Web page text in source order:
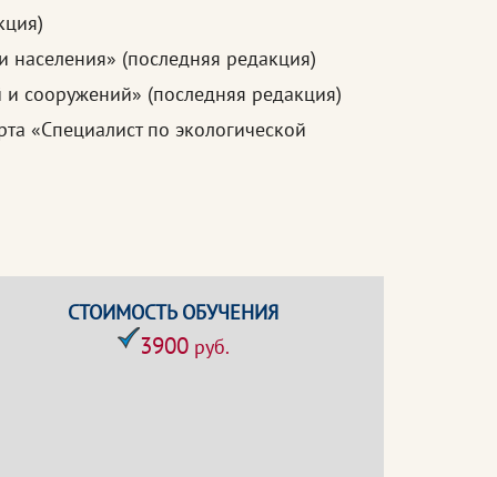
(последняя редакция)
сооружений» (последняя редакция)
«Специалист по экологической
СТОИМОСТЬ ОБУЧЕНИЯ
3900руб.